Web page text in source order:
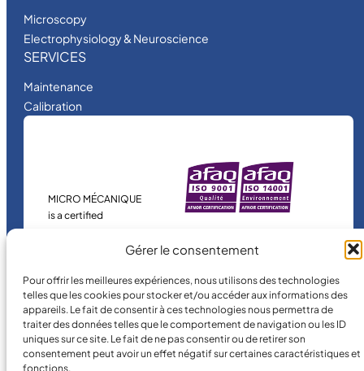
Gérer le consentement
Pour offrir les meilleures expériences, nous utilisons des technologies
telles que les cookies pour stocker et/ou accéder aux informations des
appareils. Le fait de consentir à ces technologies nous permettra de
traiter des données telles que le comportement de navigation ou les ID
uniques sur ce site. Le fait de ne pas consentir ou de retirer son
consentement peut avoir un effet négatif sur certaines caractéristiques et
fonctions.
Microscopy
Electrophysiology & Neuroscience
SERVICES
Maintenance
Calibration
MICRO MÉCANIQUE
is a certified